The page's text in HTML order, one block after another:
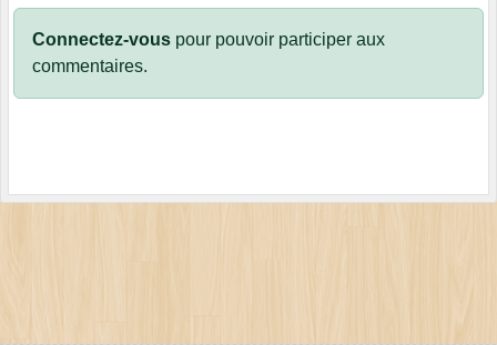
Connectez-vous pour pouvoir participer aux
commentaires.